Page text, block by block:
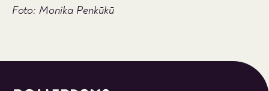
Foto: Monika Penkūkū